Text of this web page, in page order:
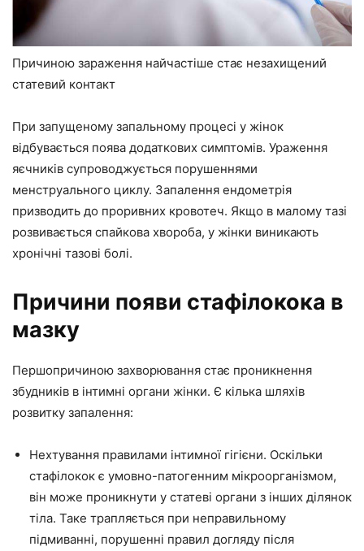
Причиною зараження найчастіше стає незахищений
статевий контакт
При запущеному запальному процесі у жінок
відбувається поява додаткових симптомів. Ураження
яєчників супроводжується порушеннями
менструального циклу. Запалення ендометрія
призводить до проривних кровотеч. Якщо в малому тазі
розвивається спайкова хвороба, у жінки виникають
хронічні тазові болі.
Причини появи стафілокока в
мазку
Першопричиною захворювання стає проникнення
збудників в інтимні органи жінки. Є кілька шляхів
розвитку запалення:
Нехтування правилами інтимної гігієни. Оскільки
стафілокок є умовно-патогенним мікроорганізмом,
він може проникнути у статеві органи з інших ділянок
тіла. Таке трапляється при неправильному
підмиванні, порушенні правил догляду після